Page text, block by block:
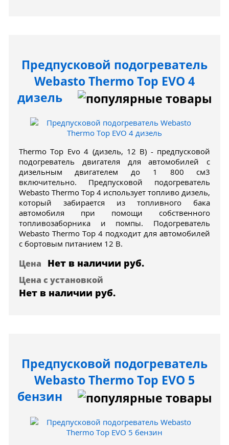
Предпусковой подогреватель
Webasto Thermo Top EVO 4
дизель
Thermo Top Evo 4 (дизель, 12 В) - предпусковой
подогреватель двигателя для автомобилей с
дизельным двигателем до 1 800 см3
включительно. Предпусковой подогреватель
Webasto Thermo Top 4 использует топливо дизель,
который забирается из топливного бака
автомобиля при помощи собственного
топливозаборника и помпы. Подогреватель
Webasto Thermo Top 4 подходит для автомобилей
с бортовым питанием 12 В.
Цена Нет в наличии руб.
Цена с установкой
Нет в наличии руб.
Предпусковой подогреватель
Webasto Thermo Top EVO 5
бензин